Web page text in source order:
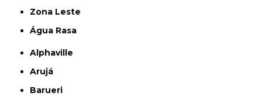
Zona Leste
Água Rasa
Alphaville
Arujá
Barueri